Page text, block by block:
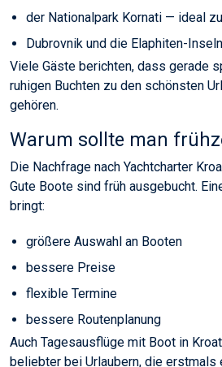
der Nationalpark Kornati — ideal
Dubrovnik und die Elaphiten-Inseln
Viele Gäste berichten, dass gerade
ruhigen Buchten zu den schönsten
gehören.
Warum sollte man
Die Nachfrage nach Yachtcharter
Gute Boote sind früh ausgebucht.
bringt:
größere Auswahl an Booten
bessere Preise
flexible Termine
bessere Routenplanung
Auch Tagesausflüge mit Boot in
beliebter bei Urlaubern, die erstmals